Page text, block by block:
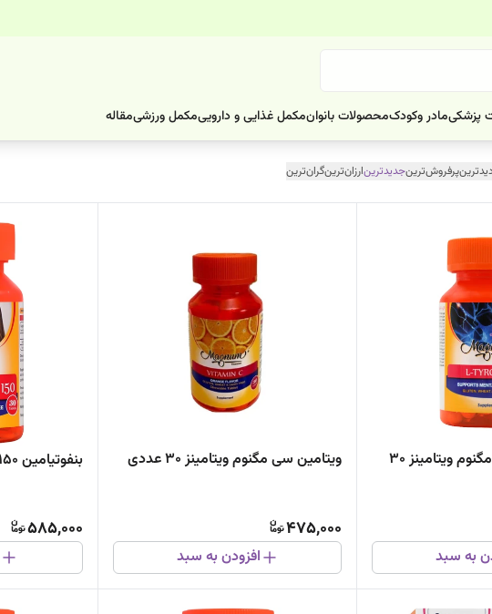
پزشکیمادر وکودکمحصولات بانوانمکمل غذایی و داروییمکمل ورزشیمقاله
پرفروش‌ترینجدیدترینارزان‌ترینگران‌ترین
کپسول ال تیروزین مگنوم ویتامینز 30
به سبد
ویتامین سی مگنوم ویتامینز 30 عددی
475,000
افزودن به سبد
بنفوتیامین 150 مگنوم 30 عددی
585,000